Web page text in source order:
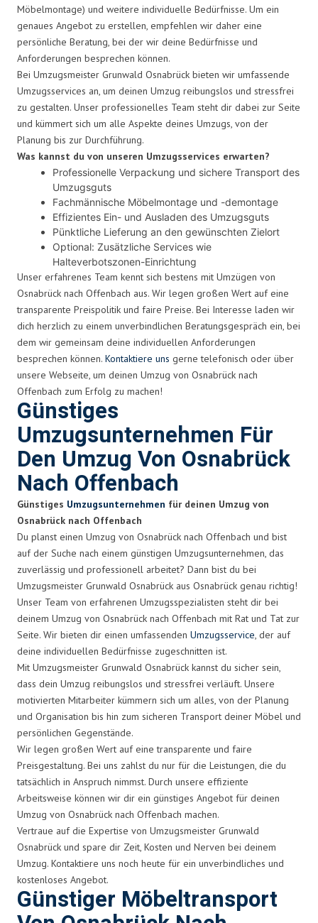
Möbelmontage) und weitere individuelle Bedürfnisse. Um ein
genaues Angebot zu erstellen, empfehlen wir daher eine
persönliche Beratung, bei der wir deine Bedürfnisse und
Anforderungen besprechen können.
Bei Umzugsmeister Grunwald Osnabrück bieten wir umfassende
Umzugsservices an, um deinen Umzug reibungslos und stressfrei
zu gestalten. Unser professionelles Team steht dir dabei zur Seite
und kümmert sich um alle Aspekte deines Umzugs, von der
Planung bis zur Durchführung.
Was kannst du von unseren Umzugsservices erwarten?
Professionelle Verpackung und sichere Transport des
Umzugsguts
Fachmännische Möbelmontage und -demontage
Effizientes Ein- und Ausladen des Umzugsguts
Pünktliche Lieferung an den gewünschten Zielort
Optional: Zusätzliche Services wie
Halteverbotszonen-Einrichtung
Unser erfahrenes Team kennt sich bestens mit Umzügen von
Osnabrück nach Offenbach aus. Wir legen großen Wert auf eine
transparente Preispolitik und faire Preise. Bei Interesse laden wir
dich herzlich zu einem unverbindlichen Beratungsgespräch ein, bei
dem wir gemeinsam deine individuellen Anforderungen
besprechen können. Kontaktiere uns gerne telefonisch oder über
unsere Webseite, um deinen Umzug von Osnabrück nach
Offenbach zum Erfolg zu machen!
Günstiges
Umzugsunternehmen Für
Den Umzug Von Osnabrück
Nach Offenbach
Günstiges Umzugsunternehmen für deinen Umzug von
Osnabrück nach Offenbach
Du planst einen Umzug von Osnabrück nach Offenbach und bist
auf der Suche nach einem günstigen Umzugsunternehmen, das
zuverlässig und professionell arbeitet? Dann bist du bei
Umzugsmeister Grunwald Osnabrück aus Osnabrück genau richtig!
Unser Team von erfahrenen Umzugsspezialisten steht dir bei
deinem Umzug von Osnabrück nach Offenbach mit Rat und Tat zur
Seite. Wir bieten dir einen umfassenden Umzugsservice, der auf
deine individuellen Bedürfnisse zugeschnitten ist.
Mit Umzugsmeister Grunwald Osnabrück kannst du sicher sein,
dass dein Umzug reibungslos und stressfrei verläuft. Unsere
motivierten Mitarbeiter kümmern sich um alles, von der Planung
und Organisation bis hin zum sicheren Transport deiner Möbel und
persönlichen Gegenstände.
Wir legen großen Wert auf eine transparente und faire
Preisgestaltung. Bei uns zahlst du nur für die Leistungen, die du
tatsächlich in Anspruch nimmst. Durch unsere effiziente
Arbeitsweise können wir dir ein günstiges Angebot für deinen
Umzug von Osnabrück nach Offenbach machen.
Vertraue auf die Expertise von Umzugsmeister Grunwald
Osnabrück und spare dir Zeit, Kosten und Nerven bei deinem
Umzug. Kontaktiere uns noch heute für ein unverbindliches und
kostenloses Angebot.
Günstiger Möbeltransport